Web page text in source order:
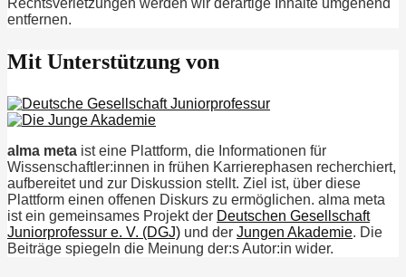
entfernen.
Mit Unterstützung von
alma meta ist eine Plattform, die Informationen für
Wissenschaftler:innen in frühen Karrierephasen recherchiert,
aufbereitet und zur Diskussion stellt. Ziel ist, über diese
Plattform einen offenen Diskurs zu ermöglichen. alma meta
ist ein gemeinsames Projekt der Deutschen Gesellschaft
Juniorprofessur e. V. (DGJ) und der Jungen Akademie. Die
Beiträge spiegeln die Meinung der:s Autor:in wider.